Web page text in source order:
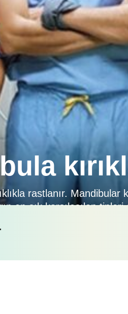
rastlanır. Mandibular
en sık karşılaşılan
ve koronoid prosess
gelir [2, 3].